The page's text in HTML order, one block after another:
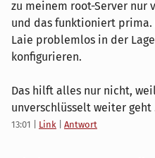
zu meinem root-Server nur
und das funktioniert prima.
Laie problemlos in der
konfigurieren.
Das hilft alles nur nicht,
unverschlüsselt weiter geht
13:01 Link Antwort